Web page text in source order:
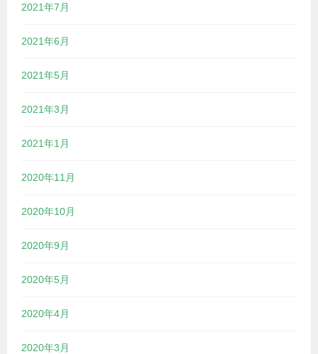
2021年7月
2021年6月
2021年5月
2021年3月
2021年1月
2020年11月
2020年10月
2020年9月
2020年5月
2020年4月
2020年3月